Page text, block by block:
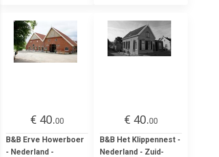
€ 40.00
B&B Erve Howerboer
- Nederland -
€ 40.00
B&B Het Klippennest -
Nederland - Zuid-